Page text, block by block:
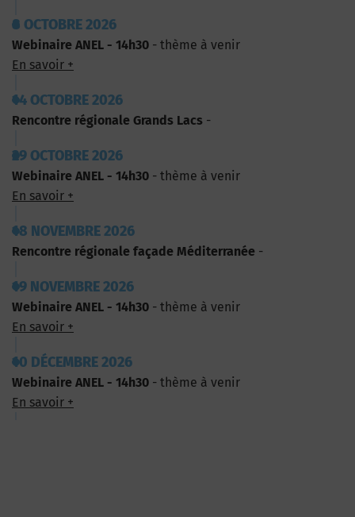
8 OCTOBRE 2026
Webinaire ANEL - 14h30 - thème à venir
En savoir +
14 OCTOBRE 2026
Rencontre régionale Grands Lacs -
29 OCTOBRE 2026
Webinaire ANEL - 14h30 - thème à venir
En savoir +
18 NOVEMBRE 2026
Rencontre régionale façade Méditerranée -
19 NOVEMBRE 2026
Webinaire ANEL - 14h30 - thème à venir
En savoir +
10 DÉCEMBRE 2026
Webinaire ANEL - 14h30 - thème à venir
En savoir +